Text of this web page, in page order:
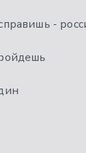
-